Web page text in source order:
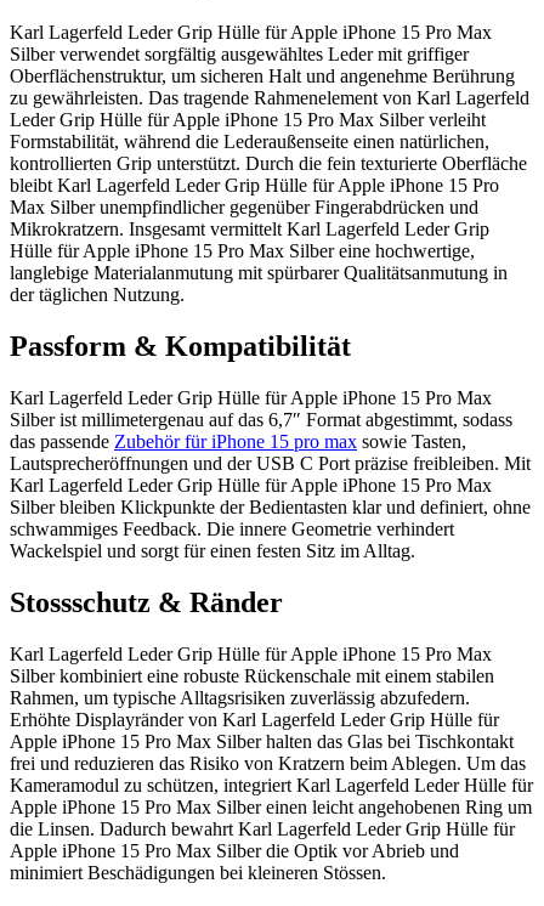
Karl Lagerfeld Leder Grip Hülle für Apple iPhone 15 Pro Max
Silber verwendet sorgfältig ausgewähltes Leder mit griffiger
Oberflächenstruktur, um sicheren Halt und angenehme Berührung
zu gewährleisten. Das tragende Rahmenelement von Karl Lagerfeld
Leder Grip Hülle für Apple iPhone 15 Pro Max Silber verleiht
Formstabilität, während die Lederaußenseite einen natürlichen,
kontrollierten Grip unterstützt. Durch die fein texturierte Oberfläche
bleibt Karl Lagerfeld Leder Grip Hülle für Apple iPhone 15 Pro
Max Silber unempfindlicher gegenüber Fingerabdrücken und
Mikrokratzern. Insgesamt vermittelt Karl Lagerfeld Leder Grip
Hülle für Apple iPhone 15 Pro Max Silber eine hochwertige,
langlebige Materialanmutung mit spürbarer Qualitätsanmutung in
der täglichen Nutzung.
Passform & Kompatibilität
Karl Lagerfeld Leder Grip Hülle für Apple iPhone 15 Pro Max
Silber ist millimetergenau auf das 6,7″ Format abgestimmt, sodass
das passende Zubehör für iPhone 15 pro max sowie Tasten,
Lautsprecheröffnungen und der USB C Port präzise freibleiben. Mit
Karl Lagerfeld Leder Grip Hülle für Apple iPhone 15 Pro Max
Silber bleiben Klickpunkte der Bedientasten klar und definiert, ohne
schwammiges Feedback. Die innere Geometrie verhindert
Wackelspiel und sorgt für einen festen Sitz im Alltag.
Stossschutz & Ränder
Karl Lagerfeld Leder Grip Hülle für Apple iPhone 15 Pro Max
Silber kombiniert eine robuste Rückenschale mit einem stabilen
Rahmen, um typische Alltagsrisiken zuverlässig abzufedern.
Erhöhte Displayränder von Karl Lagerfeld Leder Grip Hülle für
Apple iPhone 15 Pro Max Silber halten das Glas bei Tischkontakt
frei und reduzieren das Risiko von Kratzern beim Ablegen. Um das
Kameramodul zu schützen, integriert Karl Lagerfeld Leder Hülle für
Apple iPhone 15 Pro Max Silber einen leicht angehobenen Ring um
die Linsen. Dadurch bewahrt Karl Lagerfeld Leder Grip Hülle für
Apple iPhone 15 Pro Max Silber die Optik vor Abrieb und
minimiert Beschädigungen bei kleineren Stössen.